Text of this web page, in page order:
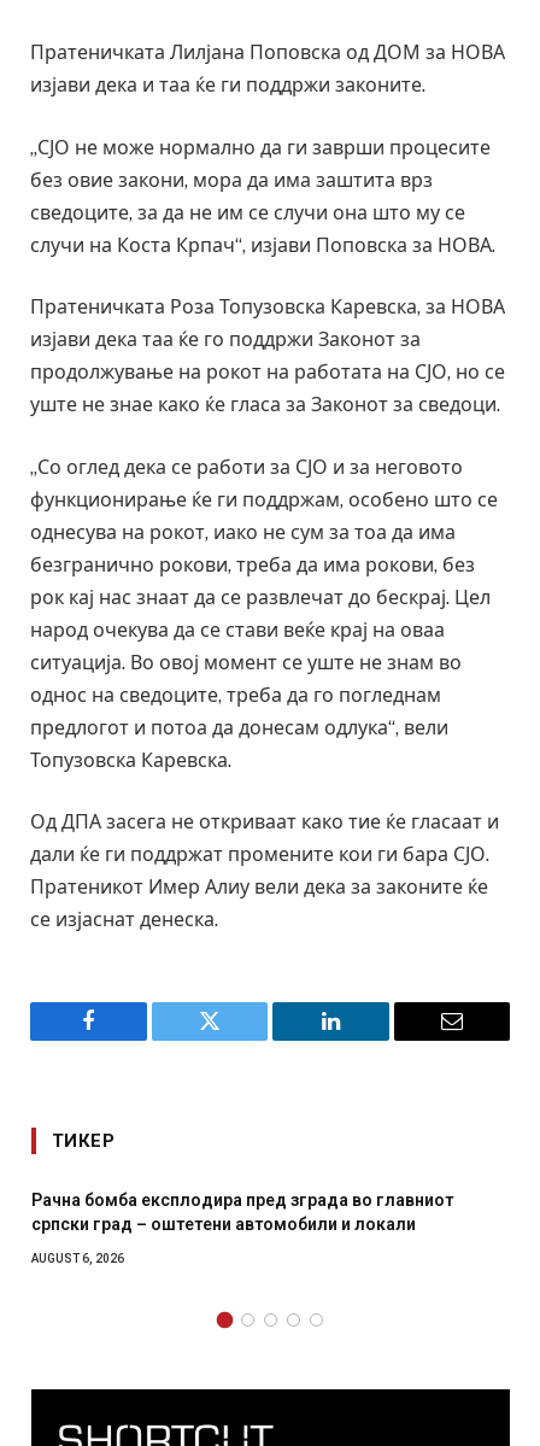
Пратеничката Лилјана Поповска од ДОМ за НОВА
изјави дека и таа ќе ги поддржи законите.
„СЈО не може нормално да ги заврши процесите
без овие закони, мора да има заштита врз
сведоците, за да не им се случи она што му се
случи на Коста Крпач“, изјави Поповска за НОВА.
Пратеничката Роза Топузовска Каревска, за НОВА
изјави дека таа ќе го поддржи Законот за
продолжување на рокот на работата на СЈО, но се
уште не знае како ќе гласа за Законот за сведоци.
„Со оглед дека се работи за СЈО и за неговото
функционирање ќе ги поддржам, особено што се
однесува на рокот, иако не сум за тоа да има
безгранично рокови, треба да има рокови, без
рок кај нас знаат да се развлечат до бескрај. Цел
народ очекува да се стави веќе крај на оваа
ситуација. Во овој момент се уште не знам во
однос на сведоците, треба да го погледнам
предлогот и потоа да донесам одлука“, вели
Топузовска Каревска.
Од ДПА засега не откриваат како тие ќе гласаат и
дали ќе ги поддржат промените кои ги бара СЈО.
Пратеникот Имер Алиу вели дека за законите ќе
се изјаснат денеска.
Facebook Twitter LinkedIn Email
ТИКЕР
И Данска се милитарилизира – воведува нова 11-
месечна воена
AUGUST 4, 2026